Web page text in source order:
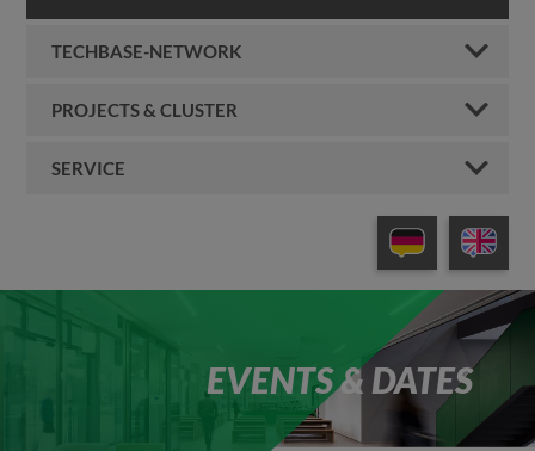
TECHBASE-NETWORK
PROJECTS & CLUSTER
SERVICE
EVENTS & DATES